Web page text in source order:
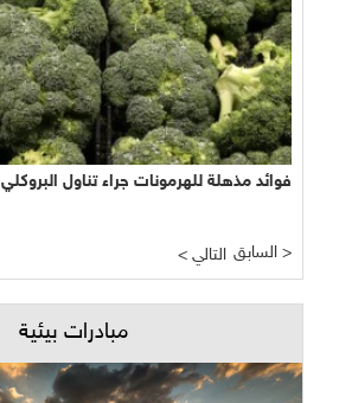
فوائد مذهلة للهرمونات جراء تناول البروكلي
< التالي السابق >
مبادرات بيئية